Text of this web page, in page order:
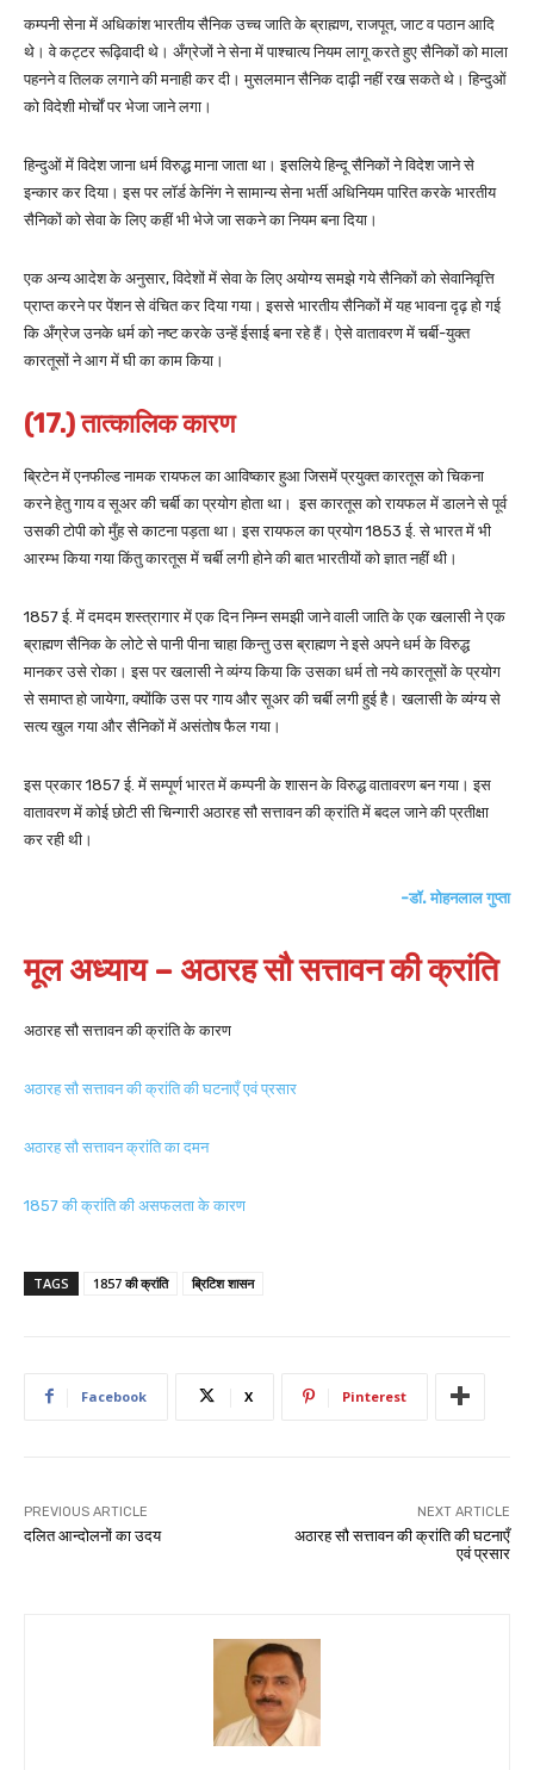
कम्पनी सेना में अधिकांश भारतीय सैनिक उच्च जाति के ब्राह्मण, राजपूत, जाट व पठान आदि
थे। वे कट्टर रूढ़िवादी थे। अँग्रेजों ने सेना में पाश्चात्य नियम लागू करते हुए सैनिकों को माला
पहनने व तिलक लगाने की मनाही कर दी। मुसलमान सैनिक दाढ़ी नहीं रख सकते थे। हिन्दुओं
को विदेशी मोर्चों पर भेजा जाने लगा।
हिन्दुओं में विदेश जाना धर्म विरुद्ध माना जाता था। इसलिये हिन्दू सैनिकों ने विदेश जाने से
इन्कार कर दिया। इस पर लॉर्ड केनिंग ने सामान्य सेना भर्ती अधिनियम पारित करके भारतीय
सैनिकों को सेवा के लिए कहीं भी भेजे जा सकने का नियम बना दिया।
एक अन्य आदेश के अनुसार, विदेशों में सेवा के लिए अयोग्य समझे गये सैनिकों को सेवानिवृत्ति
प्राप्त करने पर पेंशन से वंचित कर दिया गया। इससे भारतीय सैनिकों में यह भावना दृढ़ हो गई
कि अँग्रेज उनके धर्म को नष्ट करके उन्हें ईसाई बना रहे हैं। ऐसे वातावरण में चर्बी-युक्त
कारतूसों ने आग में घी का काम किया।
(17.) तात्कालिक कारण
ब्रिटेन में एनफील्ड नामक रायफल का आविष्कार हुआ जिसमें प्रयुक्त कारतूस को चिकना
करने हेतु गाय व सूअर की चर्बी का प्रयोग होता था। इस कारतूस को रायफल में डालने से पूर्व
उसकी टोपी को मुँह से काटना पड़ता था। इस रायफल का प्रयोग 1853 ई. से भारत में भी
आरम्भ किया गया किंतु कारतूस में चर्बी लगी होने की बात भारतीयों को ज्ञात नहीं थी।
1857 ई. में दमदम शस्त्रागार में एक दिन निम्न समझी जाने वाली जाति के एक खलासी ने एक
ब्राह्मण सैनिक के लोटे से पानी पीना चाहा किन्तु उस ब्राह्मण ने इसे अपने धर्म के विरुद्ध
मानकर उसे रोका। इस पर खलासी ने व्यंग्य किया कि उसका धर्म तो नये कारतूसों के प्रयोग
से समाप्त हो जायेगा, क्योंकि उस पर गाय और सूअर की चर्बी लगी हुई है। खलासी के व्यंग्य से
सत्य खुल गया और सैनिकों में असंतोष फैल गया।
इस प्रकार 1857 ई. में सम्पूर्ण भारत में कम्पनी के शासन के विरुद्ध वातावरण बन गया। इस
वातावरण में कोई छोटी सी चिन्गारी अठारह सौ सत्तावन की क्रांति में बदल जाने की प्रतीक्षा
कर रही थी।
-डॉ. मोहनलाल गुप्ता
मूल अध्याय – अठारह सौ सत्तावन की क्रांति
अठारह सौ सत्तावन की क्रांति के कारण
अठारह सौ सत्तावन की क्रांति की घटनाएँ एवं प्रसार
अठारह सौ सत्तावन क्रांति का दमन
1857 की क्रांति की असफलता के कारण
TAGS 1857 की क्रांति ब्रिटिश शासन
Facebook X Pinterest
PREVIOUS ARTICLE
दलित आन्दोलनों का उदय
NEXT ARTICLE
अठारह सौ सत्तावन की क्रांति की घटनाएँ
एवं प्रसार